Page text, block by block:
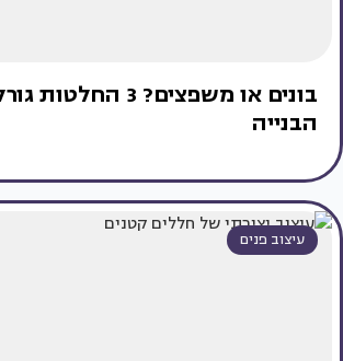
בונים או משפצים? 3
הבנייה
עיצוב פנים